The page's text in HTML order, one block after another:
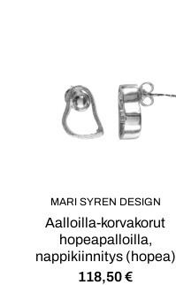
MARI SYREN DESIGN
Aalloilla-korvakorut
hopeapalloilla,
nappikiinnitys (hopea)
118,50€